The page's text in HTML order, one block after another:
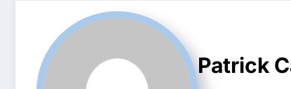
Patrick